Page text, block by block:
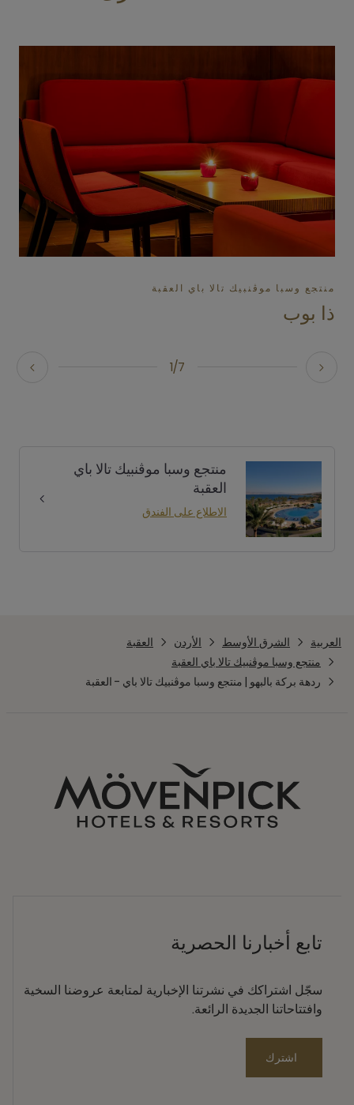
1/7
منتجع وسبا موڤنبيك تالا باي العقبة
ذا بوب
منتجع وسبا موڤنبيك تالا باي
العقبة
الاطلاع على الفندق
العربية الشرق الأوسط الأردن
العقبة
منتجع وسبا موڤنبيك تالا باي العقبة
ردهة بركة بالبهو | منتجع وسبا موڤنبيك تالا باي - العقبة
تابع أخبارنا الحصرية
سجّل اشتراكك في نشرتنا الإخبارية لمتابعة عروضنا السخية
وافتتاحاتنا الجديدة الرائعة.
اشترك